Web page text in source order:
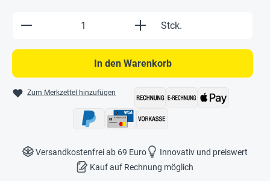
Produkt Anzahl: Gib den gewünschten
Stck.
In den Warenkorb
Zum Merkzettel hinzufügen
Versandkostenfrei ab 69 Euro
Innovativ und preiswert
Kauf auf Rechnung möglich